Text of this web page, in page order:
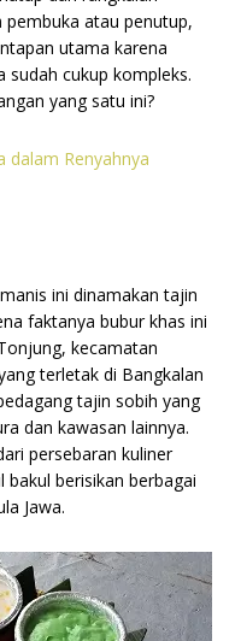
pembuka atau penutup,
utama karena
sudah cukup kompleks.
yang satu ini?
dalam Renyahnya
ini dinamakan tajin
faktanya bubur khas ini
kecamatan
terletak di Bangkalan
tajin sobih yang
dan kawasan lainnya.
persebaran kuliner
berisikan berbagai
Jawa.